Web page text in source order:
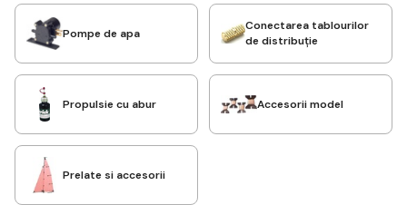
Pompe de apa
Conectarea tablourilor
de distribuție
Propulsie cu abur Accesorii model
Prelate si accesorii